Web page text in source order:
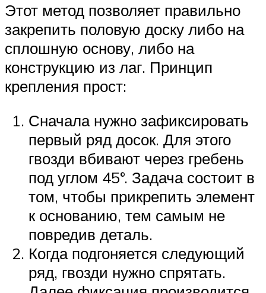
Этот метод позволяет правильно
закрепить половую доску либо на
сплошную основу, либо на
конструкцию из лаг. Принцип
крепления прост:
Сначала нужно зафиксировать
первый ряд досок. Для этого
гвозди вбивают через гребень
под углом 45°. Задача состоит в
том, чтобы прикрепить элемент
к основанию, тем самым не
повредив деталь.
Когда подгоняется следующий
ряд, гвозди нужно спрятать.